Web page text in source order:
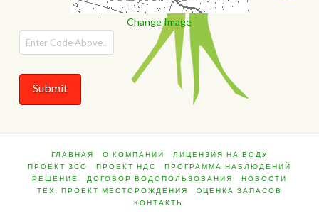
Change Image
ГЛАВНАЯ О КОМПАНИИ
ЛИЦЕНЗИЯ НА ВОДУ
ПРОЕКТ ЗСО
ПРОЕКТ НДС
ПРОГРАММА НАБЛЮДЕНИЙ
РЕШЕНИЕ
ДОГОВОР ВОДОПОЛЬЗОВАНИЯ
НОВОСТИ
ТЕХ. ПРОЕКТ МЕСТОРОЖДЕНИЯ
OЦЕНКА ЗАПАСОВ
КОНТАКТЫ